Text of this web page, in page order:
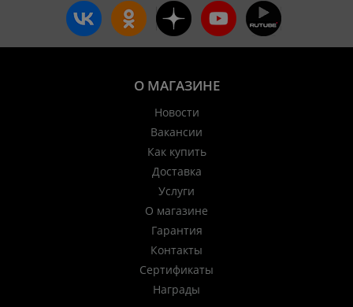
О МАГАЗИНЕ
Новости
Вакансии
Как купить
Доставка
Услуги
О магазине
Гарантия
Контакты
Сертификаты
Награды